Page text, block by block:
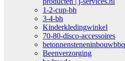
1-2-cup-bh
3-4-bh
Kinderkledingwinkel
70-80-disco-accessoires
betonnensteneninbouwbbq
Beenverzorging